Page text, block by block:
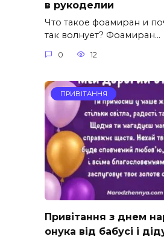
в рукоделии
Что такое фоамиран и
так волнует? Фоамиран…
0 12
ПРИВІТАННЯ
Привітання з днем
онука від бабусі і